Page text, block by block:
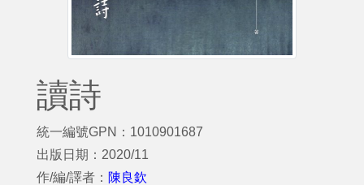
讀詩
統一編號GPN：1010901687
出版日期：2020/11
作/編/譯者： 陳良欽